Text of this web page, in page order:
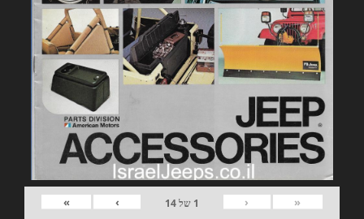
«
‹
1 של14
›
»